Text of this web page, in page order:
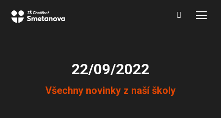
Search:
22/09/2022
Všechny novinky z naší školy